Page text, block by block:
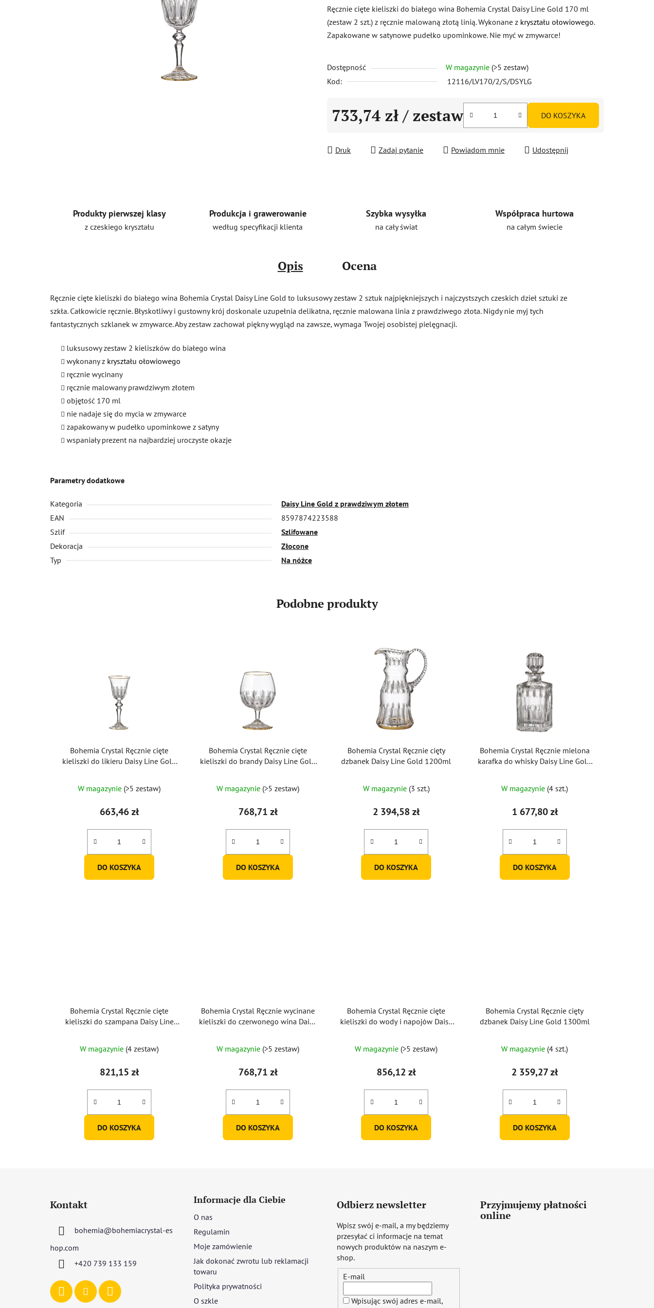
wynosi
0,0
na
gwiazdek.
Ręcznie cięte kieliszki do białego wina Bohemia Crystal Daisy Line Gold 170 ml
(zestaw 2 szt.) z ręcznie malowaną złotą linią. Wykonane z kryształu ołowiowego.
Zapakowane w satynowe pudełko upominkowe. Nie myć w zmywarce!
Dostępność W magazynie (>5 zestaw)
Kod:
12116/LV170/2/S/DSYLG
733,74 zł / zestaw DO KOSZYKA
Druk Zadaj pytanie Powiadom mnie Udostępnij
Produkty pierwszej klasy
z czeskiego kryształu
Produkcja i grawerowanie
według specyfikacji klienta
Szybka wysyłka
na cały świat
Współpraca hurtowa
na całym świecie
Opis Ocena
Ręcznie cięte kieliszki do białego wina Bohemia Crystal Daisy Line Gold to luksusowy zestaw 2 sztuk najpiękniejszych i najczystszych czeskich dzieł sztuki ze
szkła. Całkowicie ręcznie. Błyskotliwy i gustowny krój doskonale uzupełnia delikatna, ręcznie malowana linia z prawdziwego złota. Nigdy nie myj tych
fantastycznych szklanek w zmywarce. Aby zestaw zachował piękny wygląd na zawsze, wymaga Twojej osobistej pielęgnacji.
luksusowy zestaw 2 kieliszków do białego wina
wykonany z kryształu ołowiowego
ręcznie wycinany
ręcznie malowany prawdziwym złotem
objętość 170 ml
nie nadaje się do mycia w zmywarce
zapakowany w pudełko upominkowe z satyny
wspaniały prezent na najbardziej uroczyste okazje
Parametry dodatkowe
Kategoria
Daisy Line Gold z prawdziwym złotem
EAN
8597874223588
Szlif
Szlifowane
Dekoracja
Złocone
Typ
Na nóżce
Podobne produkty
Bohemia Crystal Ręcznie cięte
kieliszki do likieru Daisy Line Gold
W magazynie (>5 zestaw)
663,46 zł
DO KOSZYKA
Bohemia Crystal Ręcznie cięte
kieliszki do brandy Daisy Line Gold
W magazynie (>5 zestaw)
768,71 zł
DO KOSZYKA
Bohemia Crystal Ręcznie cięty
dzbanek Daisy Line Gold 1200ml
W magazynie (3 szt.)
2 394,58 zł
DO KOSZYKA
Bohemia Crystal Ręcznie mielona
karafka do whisky Daisy Line Gold
W magazynie (4 szt.)
1 677,80 zł
DO KOSZYKA
Bohemia Crystal Ręcznie cięte
kieliszki do szampana Daisy Line
W magazynie (4 zestaw)
821,15 zł
DO KOSZYKA
Bohemia Crystal Ręcznie wycinane
kieliszki do czerwonego wina Daisy
W magazynie (>5 zestaw)
768,71 zł
DO KOSZYKA
Bohemia Crystal Ręcznie cięte
kieliszki do wody i napojów Daisy
W magazynie (>5 zestaw)
856,12 zł
DO KOSZYKA
Bohemia Crystal Ręcznie cięty
dzbanek Daisy Line Gold 1300ml
W magazynie (4 szt.)
2 359,27 zł
DO KOSZYKA
Kontakt
bohemia@bohemiacrystal-es
hop.com
+420 739 133 159
Informacje dla Ciebie
O nas
Regulamin
Moje zamówienie
Jak dokonać zwrotu lub reklamacji
towaru
Polityka prywatności
O szkle
Odbierz newsletter
Wpisz swój e-mail, a my będziemy
przesyłać ci informacje na temat
nowych produktów na naszym e-
shop.
E-mail
Wpisując swój adres e-mail,
Przyjmujemy płatności
online